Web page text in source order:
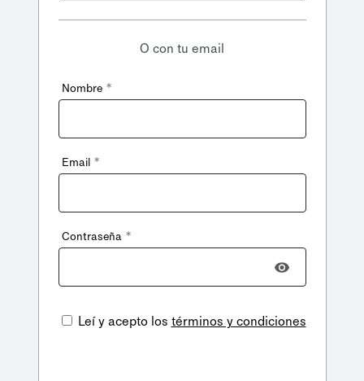
O con tu email
Nombre *
Email *
Contraseña *
Leí y acepto los términos y condiciones